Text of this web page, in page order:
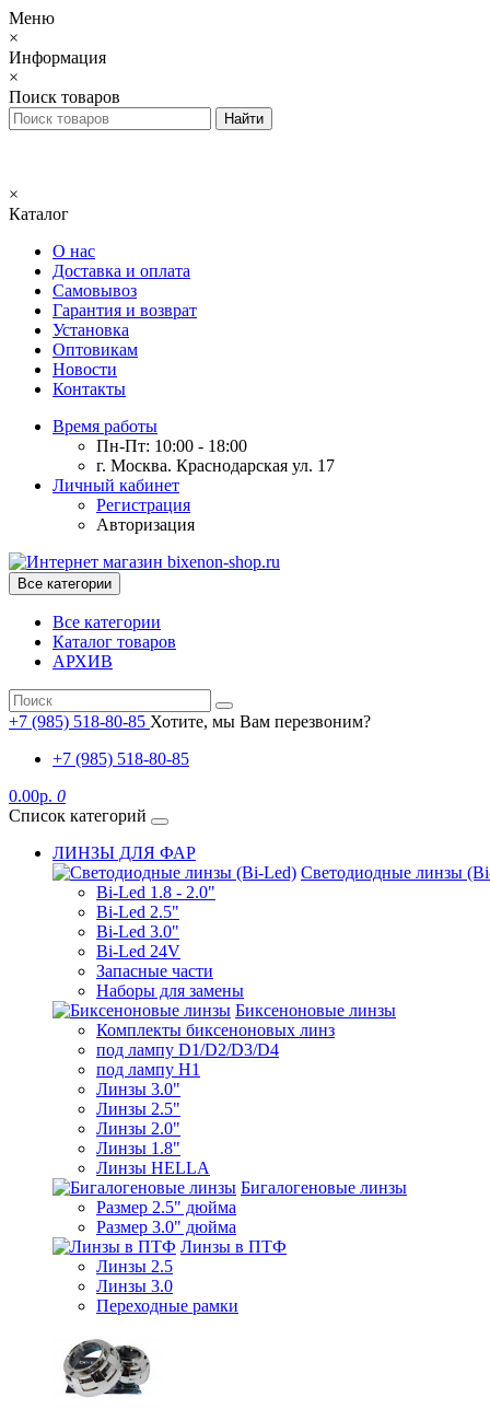
Меню
×
Информация
×
Поиск товаров
×
Каталог
О нас
Доставка и оплата
Самовывоз
Гарантия и возврат
Установка
Оптовикам
Новости
Контакты
Время работы
Пн-Пт: 10:00 - 18:00
г. Москва. Краснодарская ул. 17
Личный кабинет
Регистрация
Авторизация
Все категории
Все категории
Каталог товаров
АРХИВ
+7 (985) 518-80-85 Хотите, мы Вам перезвоним?
+7 (985) 518-80-85
0.00р. 0
Список категорий
ЛИНЗЫ ДЛЯ ФАР
Светодиодные линзы
Bi-Led 1.8 - 2.0"
Bi-Led 2.5"
Bi-Led 3.0"
Bi-Led 24V
Запасные части
Наборы для замены
Биксеноновые линзы
Комплекты биксеноновых линз
под лампу D1/D2/D3/D4
под лампу Н1
Линзы 3.0"
Линзы 2.5"
Линзы 2.0"
Линзы 1.8"
Линзы HELLA
Бигалогеновые линзы
Размер 2.5" дюйма
Размер 3.0" дюйма
Линзы в ПТФ
Линзы 2.5
Линзы 3.0
Переходные рамки